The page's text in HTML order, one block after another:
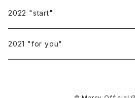
2022 "start"
2021 "for you"